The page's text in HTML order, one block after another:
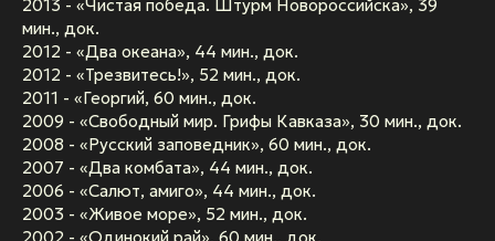
2013 - «Чистая победа. Штурм Новороссийска», 39
мин., док.
2012 - «Два океана», 44 мин., док.
2012 - «Трезвитесь!», 52 мин., док.
2011 - «Георгий, 60 мин., док.
2009 - «Свободный мир. Грифы Кавказа», 30 мин., док.
2008 - «Русский заповедник», 60 мин., док.
2007 - «Два комбата», 44 мин., док.
2006 - «Салют, амиго», 44 мин., док.
2003 - «Живое море», 52 мин., док.